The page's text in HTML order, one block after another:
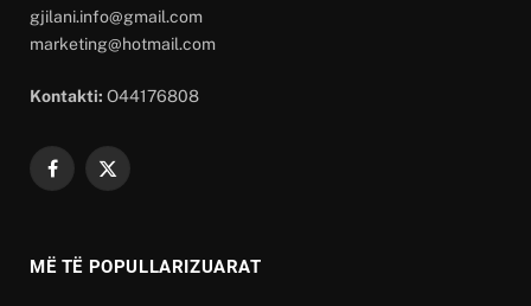
gjilani.info@gmail.com
marketing@hotmail.com
Kontakti: O44176808
Facebook
X
MË TË POPULLARIZUARAT